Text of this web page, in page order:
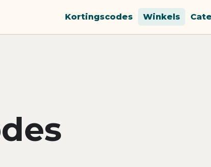
Kortingscodes Winkels